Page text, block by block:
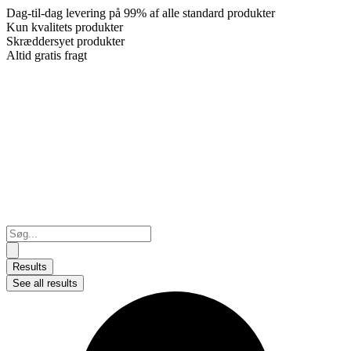
Dag-til-dag levering på 99% af alle standard produkter
Kun kvalitets produkter
Skræddersyet produkter
Altid gratis fragt
Search
...
Results
See all results